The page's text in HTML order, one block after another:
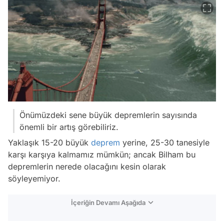
Önümüzdeki sene büyük depremlerin sayısında
önemli bir artış görebiliriz.
Yaklaşık 15-20 büyük deprem yerine, 25-30 tanesiyle
karşı karşıya kalmamız mümkün; ancak Bilham bu
depremlerin nerede olacağını kesin olarak
söyleyemiyor.
İçeriğin Devamı Aşağıda